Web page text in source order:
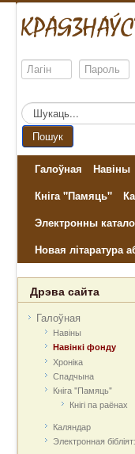
Пошук...
Пошук
Галоўная Навіны
Кніга "Памяць"
Электронны
Новая літаратура
Дрэва сайта
Галоўная
Навіны
Навінкі фонду
Хроніка
Спадчына
Кніга "Памяць"
Кнігі па раёнах
Каляндар
Электронная